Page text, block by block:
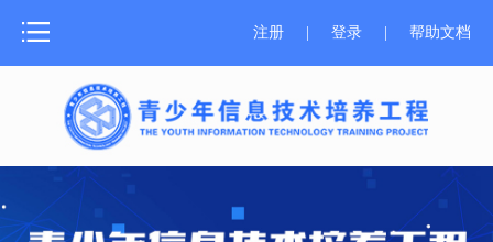
网站首页
测评介绍
新闻中心
测评报名
注册 登录 帮助文档